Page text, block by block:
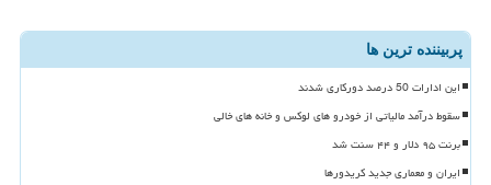
پربیننده ترین ها
این ادارات 50 درصد دورکاری شدند
سقوط درآمد مالیاتی از خودرو های لوکس و خانه های خالی
برنت ۹۵ دلار و ۴۴ سنت شد
ایران و معماری جدید کریدورها